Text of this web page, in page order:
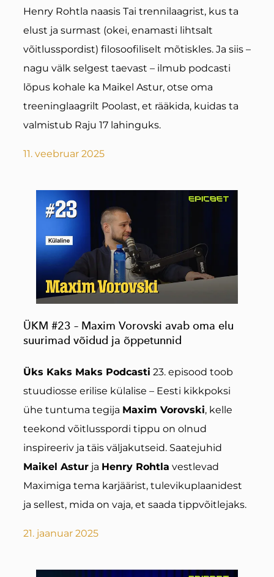
Henry Rohtla naasis Tai trennilaagrist, kus ta
elust ja surmast (okei, enamasti lihtsalt
võitlusspordist) filosoofiliselt mõtiskles. Ja siis –
nagu välk selgest taevast – ilmub podcasti
lõpus kohale ka Maikel Astur, otse oma
treeninglaagrilt Poolast, et rääkida, kuidas ta
valmistub Raju 17 lahinguks.
11. veebruar 2025
ÜKM #23 – Maxim Vorovski avab oma elu
suurimad võidud ja õppetunnid
Üks Kaks Maks Podcasti 23. episood toob
stuudiosse erilise külalise – Eesti kikkpoksi
ühe tuntuma tegija Maxim Vorovski, kelle
teekond võitlusspordi tippu on olnud
inspireeriv ja täis väljakutseid. Saatejuhid
Maikel Astur ja Henry Rohtla vestlevad
Maximiga tema karjäärist, tulevikuplaanidest
ja sellest, mida on vaja, et saada tippvõitlejaks.
21. jaanuar 2025